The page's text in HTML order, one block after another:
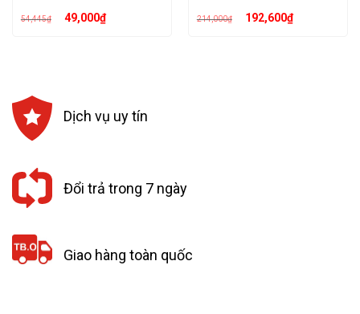
54,445₫ Giá
gốc
49,000₫Giá
hiện 214,000₫ Giá
gốc
192,600₫Giá
hiện
Dịch vụ uy tín
Đổi trả trong 7 ngày
Giao hàng toàn quốc